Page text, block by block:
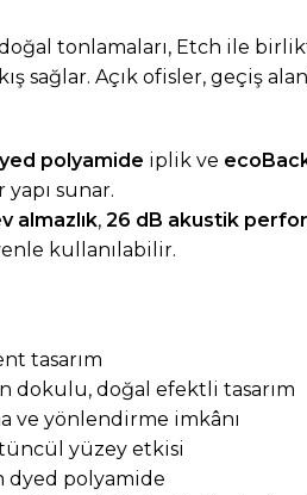
tonlamaları, Etch ile
sağlar. Açık ofisler, geçiş
polyamide iplik ve
sunar.
almazlık, 26 dB akustik
kullanılabilir.
tasarım
dokulu, doğal efektli tasarım
ve yönlendirme imkânı
yüzey etkisi
dyed polyamide